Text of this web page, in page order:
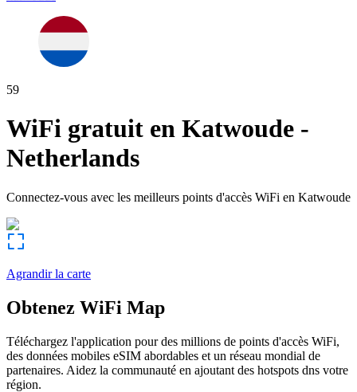
59
WiFi gratuit en Katwoude -
Netherlands
Connectez-vous avec les meilleurs points d'accès WiFi en Katwoude
Agrandir la carte
Obtenez WiFi Map
Téléchargez l'application pour des millions de points d'accès WiFi,
des données mobiles eSIM abordables et un réseau mondial de
partenaires. Aidez la communauté en ajoutant des hotspots dns votre
région.